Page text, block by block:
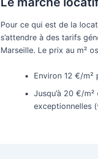
Pour ce qui est de la
s’attendre à des tarifs
Marseille. Le prix au m²
Environ 12 €/m²
Jusqu’à 20 €/
exceptionnelles